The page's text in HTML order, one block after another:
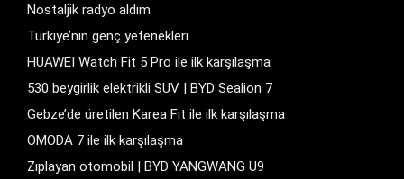
Nostaljik radyo aldım
Türkiye’nin genç yetenekleri
HUAWEI Watch Fit 5 Pro ile ilk karşılaşma
530 beygirlik elektrikli SUV | BYD Sealion 7
Gebze’de üretilen Karea Fit ile ilk karşılaşma
OMODA 7 ile ilk karşılaşma
Zıplayan otomobil | BYD YANGWANG U9